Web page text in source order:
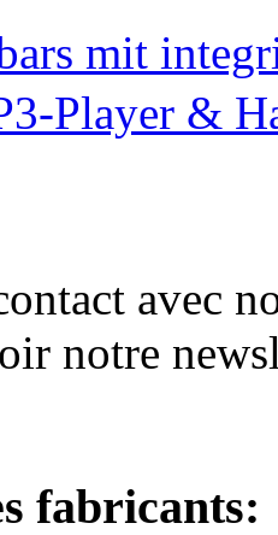
mit
Player &
avec
notre
fabricants: